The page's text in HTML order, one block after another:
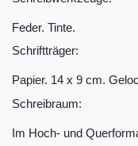
Feder. Tinte.
Schriftträger:
Papier. 14 x 9 cm.
Schreibraum:
Im Hoch- und